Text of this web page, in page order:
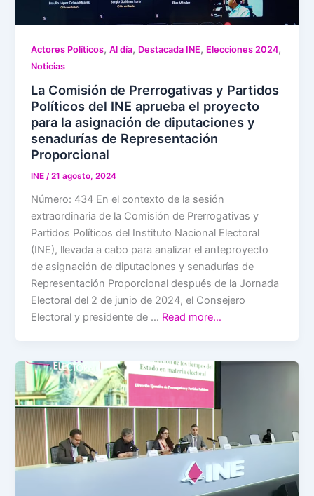
Actores Políticos,Al día, Destacada INE, Elecciones 2024,
Noticias
La Comisión de Prerrogativas y Partidos
Políticos del INE aprueba el proyecto
para la asignación de diputaciones y
senadurías de Representación
Proporcional
INE/21 agosto, 2024
Número: 434 En el contexto de la sesión
extraordinaria de la Comisión de Prerrogativas y
Partidos Políticos del Instituto Nacional Electoral
(INE), llevada a cabo para analizar el anteproyecto
de asignación de diputaciones y senadurías de
Representación Proporcional después de la Jornada
Electoral del 2 de junio de 2024, el Consejero
Electoral y presidente de … Read more…